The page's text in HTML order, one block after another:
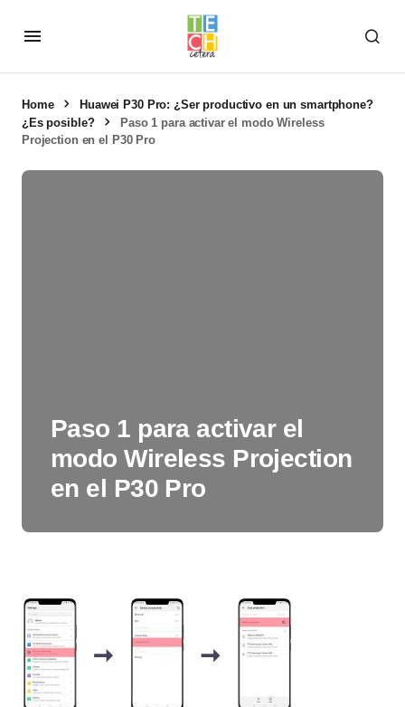
Home
Huawei P30 Pro: ¿Ser productivo en un smartphone?
¿Es posible?
Paso 1 para activar el modo Wireless
Projection en el P30 Pro
Paso 1 para activar el
modo Wireless Projection
en el P30 Pro